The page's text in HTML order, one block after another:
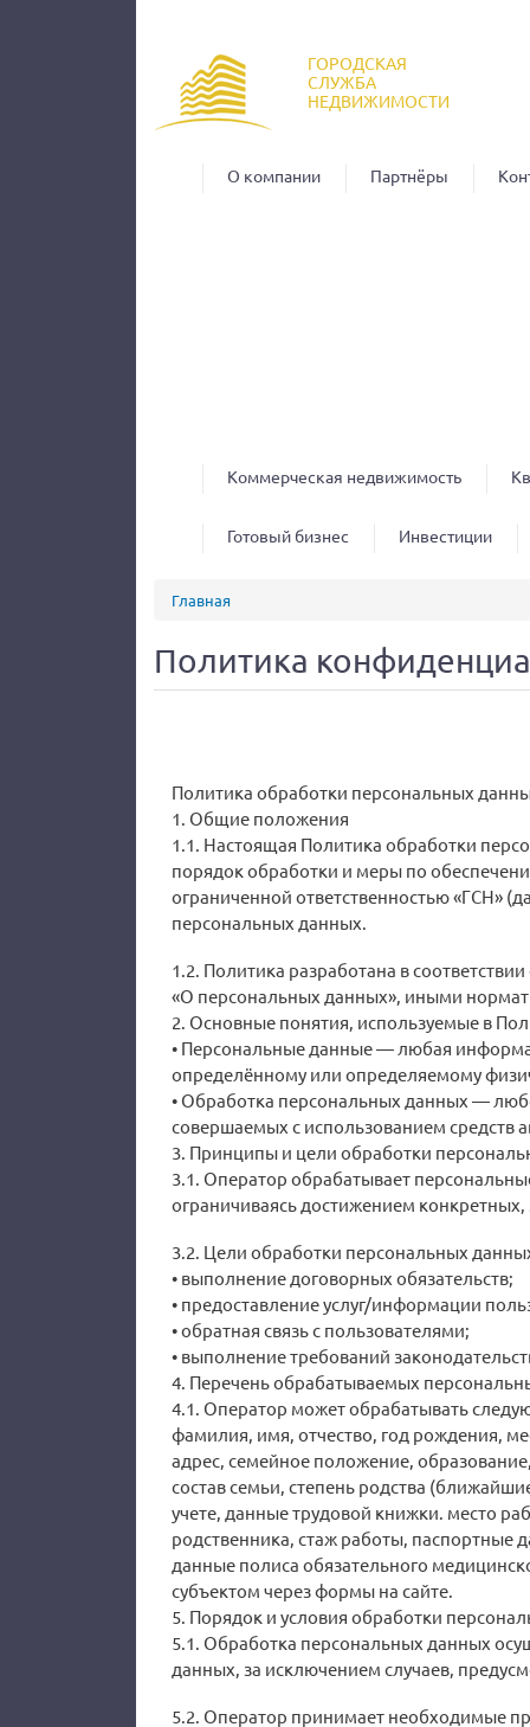
ГОРОДСКАЯ
СЛУЖБА
НЕДВИЖИМОСТИ
О компании Партнёры
Коммерческая недвижимость
Готовый бизнес Инвестиции
Вы здесь
Главная
Политика
Политика обработки персональных
1. Общие положения
1.1. Настоящая Политика обработки
порядок обработки и меры по
ограниченной ответственностью «ГСН»
персональных данных.
1.2. Политика разработана в
«О персональных данных», иными
2. Основные понятия, используемые в
• Персональные данные — любая
определённому или определяемому
• Обработка персональных данных —
совершаемых с использованием средств
3. Принципы и цели обработки
3.1. Оператор обрабатывает
ограничиваясь достижением
3.2. Цели обработки персональных
• выполнение договорных обязательств;
• предоставление услуг/информации
• обратная связь с пользователями;
• выполнение требований
4. Перечень обрабатываемых
4.1. Оператор может обрабатывать
фамилия, имя, отчество, год рождения,
адрес, семейное положение,
состав семьи, степень родства
учете, данные трудовой книжки. место
родственника, стаж работы,
данные полиса обязательного
субъектом через формы на сайте.
5. Порядок и условия обработки
5.1. Обработка персональных данных
данных, за исключением случаев,
5.2. Оператор принимает необходимые